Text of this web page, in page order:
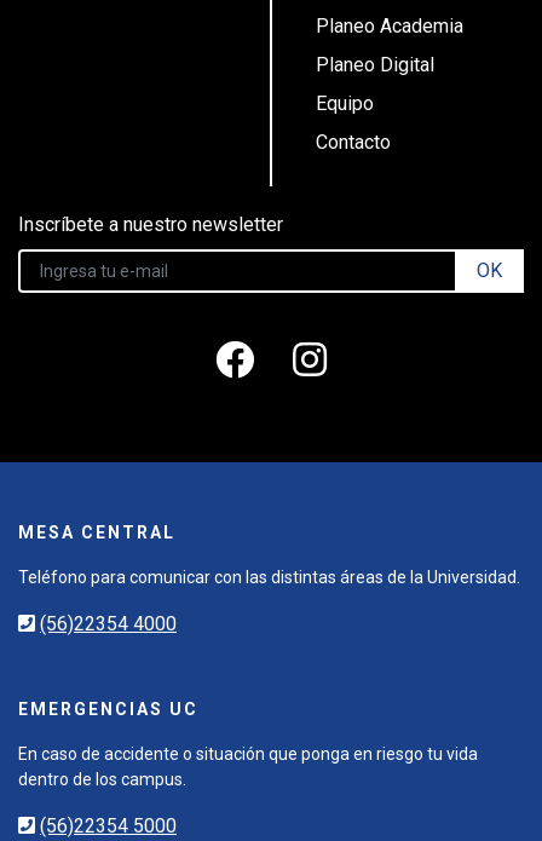
Planeo Academia
Planeo Digital
Equipo
Contacto
Inscríbete a nuestro newsletter
OK
MESA CENTRAL
Teléfono para comunicar con las distintas áreas de la Universidad.
(56)22354 4000
EMERGENCIAS UC
En caso de accidente o situación que ponga en riesgo tu vida
dentro de los campus.
(56)22354 5000